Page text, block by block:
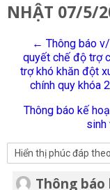
Tiếng Việt
NHẬT 07/5/
← Thông báo
quyết chế độ trợ
trợ khó khăn đột
chính quy khóa
Thông báo kế
sinh
Thông
Số lượng các